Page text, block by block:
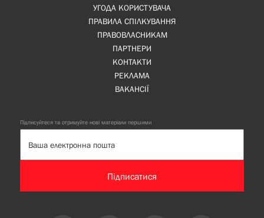
УГОДА КОРИСТУВАЧА
ПРАВИЛА СПІЛКУВАННЯ
ПРАВОВЛАСНИКАМ
ПАРТНЕРИ
КОНТАКТИ
РЕКЛАМА
ВАКАНСІЇ
Підписуйтеся та отримуйте нові матеріали першими
Підписатися